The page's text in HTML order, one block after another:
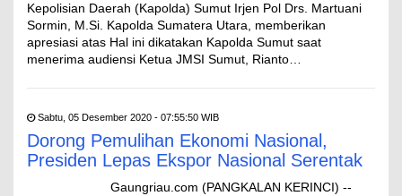
Kepolisian Daerah (Kapolda) Sumut Irjen Pol Drs. Martuani
Sormin, M.Si. Kapolda Sumatera Utara, memberikan
apresiasi atas Hal ini dikatakan Kapolda Sumut saat
menerima audiensi Ketua JMSI Sumut, Rianto…
Sabtu, 05 Desember 2020 - 07:55:50 WIB
Dorong Pemulihan Ekonomi Nasional,
Presiden Lepas Ekspor Nasional Serentak
Gaungriau.com (PANGKALAN KERINCI) --